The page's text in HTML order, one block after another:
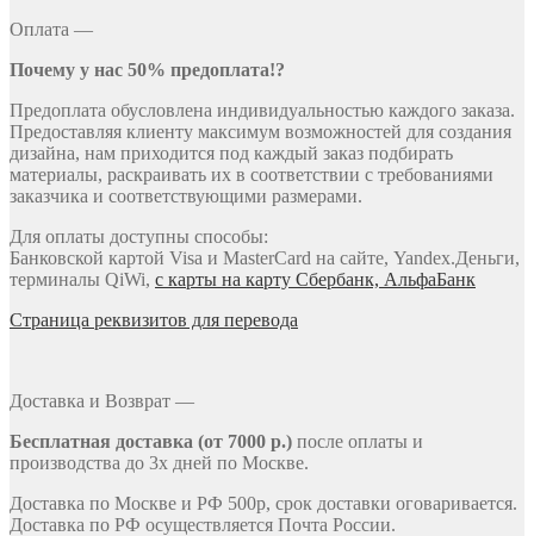
Оплата —
Почему у нас 50% предоплата!?
Предоплата обусловлена индивидуальностью каждого заказа.
Предоставляя клиенту максимум возможностей для создания
дизайна, нам приходится под каждый заказ подбирать
материалы, раскраивать их в соответствии с требованиями
заказчика и соответствующими размерами.
Для оплаты доступны способы:
Банковской картой Visa и MasterCard на сайте, Yandex.Деньги,
терминалы QiWi, с карты на карту Сбербанк, АльфаБанк
Страница реквизитов для перевода
Доставка и Возврат —
Бесплатная доставка (от 7000 р.) после оплаты и
производства до 3х дней по Москве.
Доставка по Москве и РФ 500р, срок доставки оговаривается.
Доставка по РФ осуществляется Почта России.